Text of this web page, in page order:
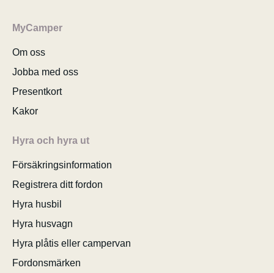
MyCamper
Om oss
Jobba med oss
Presentkort
Kakor
Hyra och hyra ut
Försäkringsinformation
Registrera ditt fordon
Hyra husbil
Hyra husvagn
Hyra plåtis eller campervan
Fordonsmärken